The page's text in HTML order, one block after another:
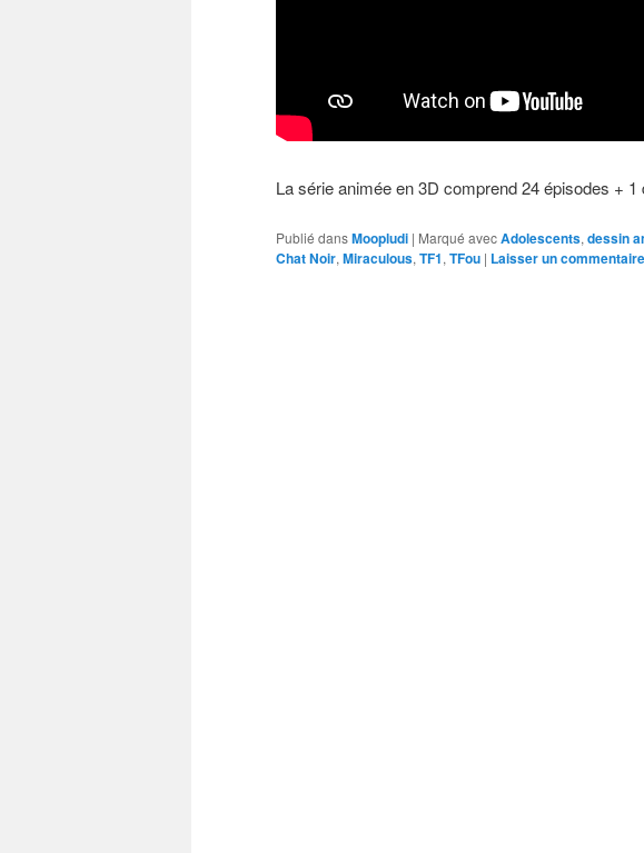
La série animée en 3D comprend 24 épisodes +
Publié dansMoopludi | Marqué avecAdolescents,dessin
Chat Noir,Miraculous,TF1,TFou | Laisser un commentaire